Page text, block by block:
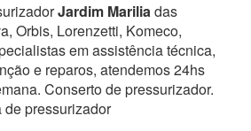
Jardim Mariliadas
Orbis, Lorenzetti, Komeco,
em assistência técnica,
e reparos, atendemos 24hs
Conserto de pressurizador.
pressurizador